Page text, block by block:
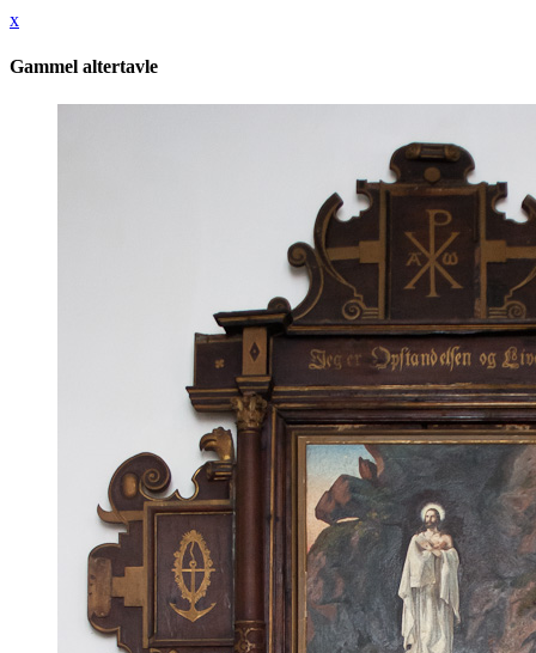
x
Gammel altertavle